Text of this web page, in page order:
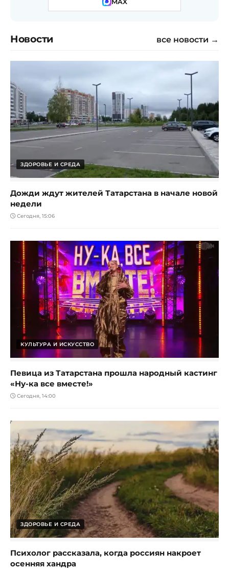
MAX
Новости все новости →
ЗДОРОВЬЕ И СРЕДА
Дожди ждут жителей Татарстана в начале новой
недели
Сегодня, 15:06
КУЛЬТУРА И ИСКУССТВО
Певица из Татарстана прошла народный кастинг
«Ну-ка все вместе!»
Сегодня, 14:00
ЗДОРОВЬЕ И СРЕДА
Психолог рассказала, когда россиян накроет
осенняя хандра